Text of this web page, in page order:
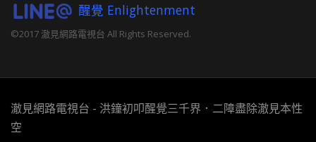
醒覺 Enlightenment
©2017 澈見網路電視台 All Rights Reserved.
澈見網路電視台 - 洪鐘初叩醒覺三千界．二障盡除澈見本性
空